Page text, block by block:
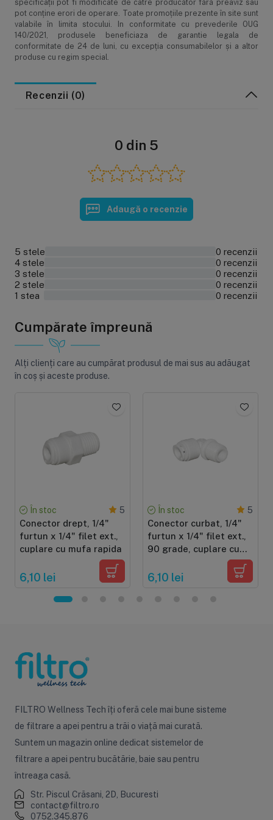
specificaţii pot fi modificate de catre producător fără preaviz sau
pot conţine erori de operare. Toate promoţiile prezente în site sunt
valabile în limita stocului. In conformitate cu prevederile OUG
140/2021, produsele beneficiaza de garantie legala de
conformitate de 24 de luni, cu excepția consumabilelor și a altor
produse cu regim special.
Recenzii (0)
0 din 5
Adaugă o recenzie
5 stele
0 recenzii
4 stele
0 recenzii
3 stele
0 recenzii
2 stele
0 recenzii
1 stea
0 recenzii
Cumpărate împreună
Alți clienți care au cumpărat produsul de mai sus au adăugat
în coș și aceste produse.
În stoc 5
Conector drept, 1/4"
furtun x 1/4" filet ext.,
cuplare cu mufa rapida
6,10 lei
În stoc 5
Conector curbat, 1/4"
furtun x 1/4" filet ext.,
90 grade, cuplare cu
6,10 lei
FILTRO Wellness Tech îți oferă cele mai bune sisteme
de filtrare a apei pentru a trăi o viață mai curată.
Suntem un magazin online dedicat sistemelor de
filtrare a apei pentru bucătărie, baie sau pentru
întreaga casă.
Str. Piscul Crăsani, 2D, Bucuresti
contact@filtro.ro
0752.345.876